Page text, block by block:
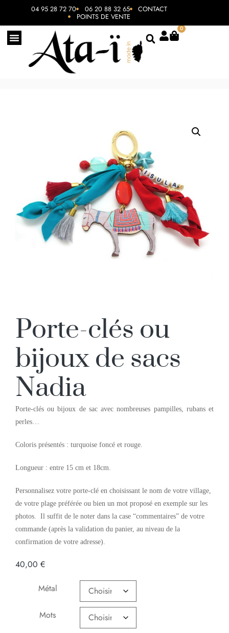
04 95 28 72 70 06 20 88 32 65 CONTACT
POINTS DE VENTE
0
Porte-clés ou
bijoux de sacs
Nadia
Porte-clés ou bijoux de sac avec nombreuses pampilles, rubans et
perles…
Coloris présentés : turquoise foncé et rouge.
Longueur : entre 15 cm et 18cm.
Personnalisez votre porte-clé en choisissant le nom de votre village,
de votre plage préférée ou bien un mot proposé en exemple sur les
photos. Il suffit de le noter dans la case “commentaires” de votre
commande (après la validation du panier, au niveau de la
confirmation de votre adresse).
40,00 €
Métal
Mots